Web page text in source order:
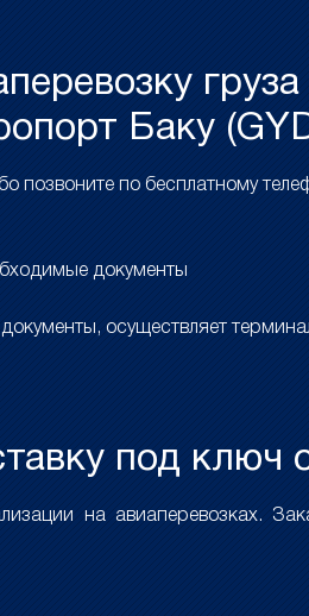
Баку
позвоните по бесплатному
документы
осуществляет
под ключ
на авиаперевозках.